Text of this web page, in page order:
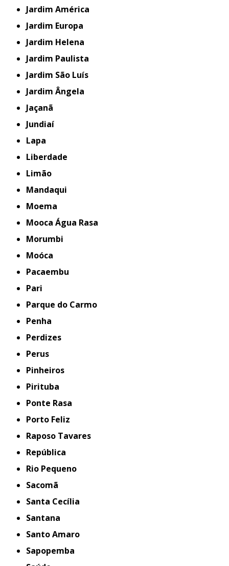
Jardim América
Jardim Europa
Jardim Helena
Jardim Paulista
Jardim São Luís
Jardim Ângela
Jaçanã
Jundiaí
Lapa
Liberdade
Limão
Mandaqui
Moema
Mooca Água Rasa
Morumbi
Moóca
Pacaembu
Pari
Parque do Carmo
Penha
Perdizes
Perus
Pinheiros
Pirituba
Ponte Rasa
Porto Feliz
Raposo Tavares
República
Rio Pequeno
Sacomã
Santa Cecília
Santana
Santo Amaro
Sapopemba